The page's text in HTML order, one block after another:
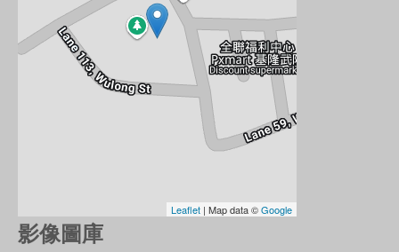
Leaflet | Map data ©Google
影像圖庫